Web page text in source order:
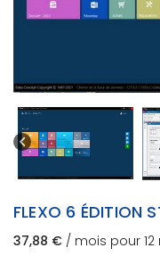
FLEXO 6 ÉDITION
37,88 € / mois pour 12